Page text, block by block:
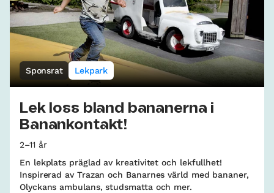
Sponsrat Lekpark
Lek loss bland bananerna i
Banankontakt!
2–11 år
En lekplats präglad av kreativitet och lekfullhet!
Inspirerad av Trazan och Banarnes värld med bananer,
Olyckans ambulans, studsmatta och mer.